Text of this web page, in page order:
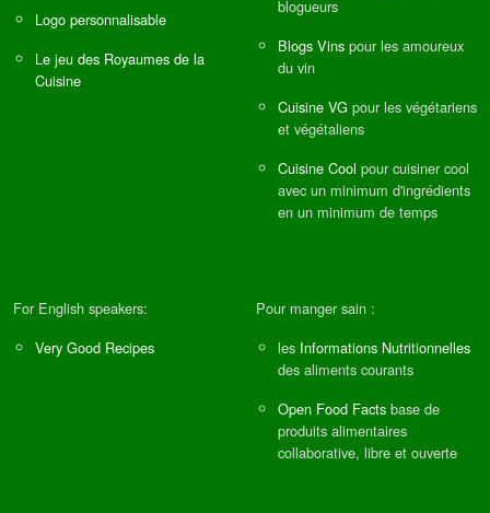
Logo personnalisable
Le jeu des Royaumes de la
Cuisine
blogueurs
Blogs Vins pour les amoureux
du vin
Cuisine VG pour les végétariens
et végétaliens
Cuisine Cool pour cuisiner cool
avec un minimum d'ingrédients
en un minimum de temps
For English speakers:
Very Good Recipes
Pour manger sain :
les Informations Nutritionnelles
des aliments courants
Open Food Facts base de
produits alimentaires
collaborative, libre et ouverte